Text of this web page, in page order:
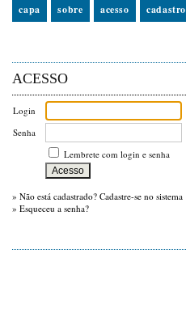
capa sobre acesso cadastro
ACESSO
Login
Senha
Lembrete com login e senha
» Não está cadastrado? Cadastre-se no sistema
» Esqueceu a senha?